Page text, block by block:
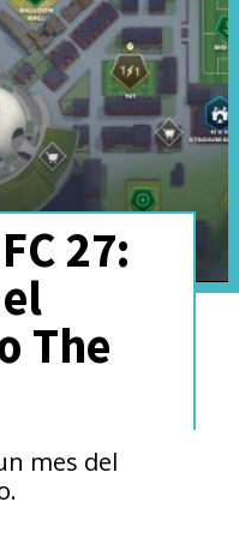
el
pueblo
de recibir
verla
será el
27:
The
mes del